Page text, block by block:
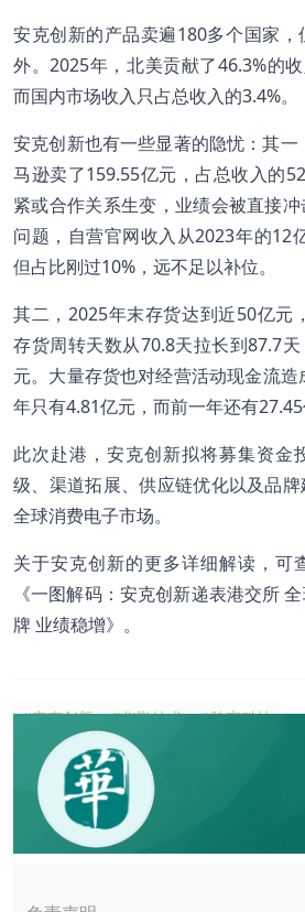
安克创新的产品卖遍180多个国家
外。2025年，北美贡献了46.3%的
而国内市场收入只占总收入的3.4%。
安克创新也有一些显著的隐忧：其一
马逊卖了159.55亿元，占总收入的
紧或合作关系生变，业绩会被直接
问题，自营官网收入从2023年的12
但占比刚过10%，远不足以补位。
其二，2025年末存货达到近50亿元
存货周转天数从70.8天拉长到87.7
元。大量存货也对经营活动现金流
年只有4.81亿元，而前一年还有27.45
此次赴港，安克创新拟将募集资金
级、渠道拓展、供应链优化以及品
全球消费电子市场。
关于安克创新的更多详细解读，可
《一图解码：安克创新递表港交所
牌 业绩稳增》。
#安克创新 #华勤技术 #胜宏科技